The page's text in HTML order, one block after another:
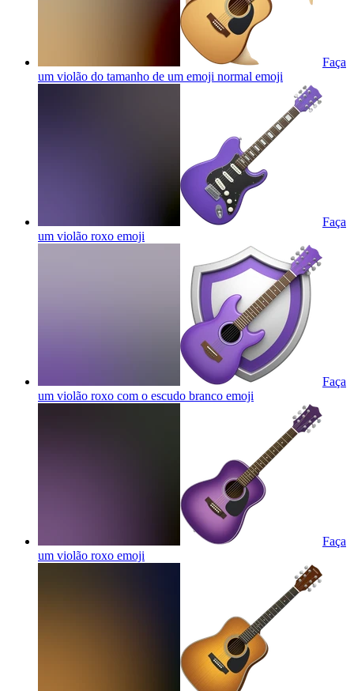
Faça
um violão do tamanho de um emoji normal emoji
Faça
um violão roxo emoji
Faça
um violão roxo com o escudo branco emoji
Faça
um violão roxo emoji